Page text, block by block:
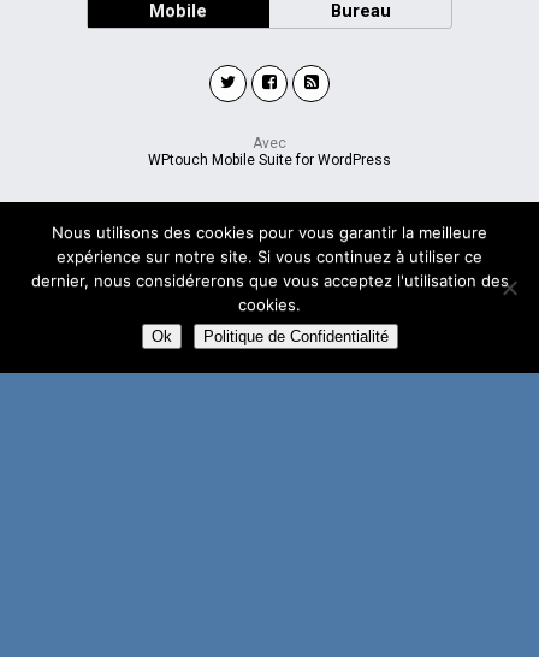
Mobile Bureau
Avec
WPtouch Mobile Suite for WordPress
Nous utilisons des cookies pour vous garantir la meilleure
expérience sur notre site. Si vous continuez à utiliser ce
dernier, nous considérerons que vous acceptez l'utilisation des
cookies.
Ok Politique de Confidentialité